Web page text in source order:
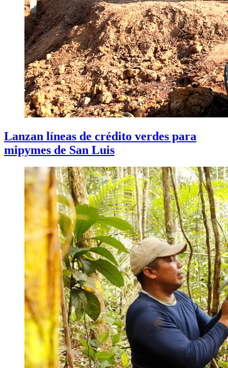
Lanzan líneas de crédito verdes para
mipymes de San Luis